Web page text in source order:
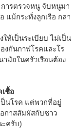
ารตรวจหนู จับหนูมา
แม้กระทั่งลูกเรือ กลา
ให้เป็นระเบียบ ไม่เป็น
งกันกาฬโรคและโร
มัยในครัวเรือนต้อง
ชื้อ
นโรค แต่พวกที่อยู่
กาสสัมผัสกับชาว
ะครับ)